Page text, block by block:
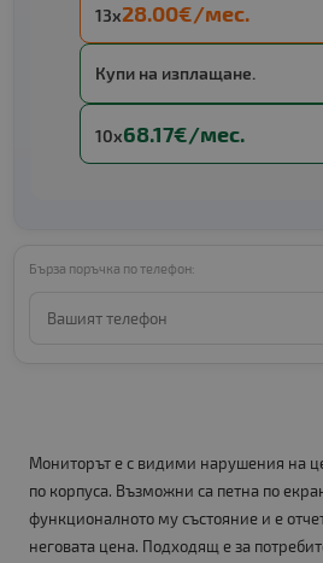
13x28.00€/мес.
Купи на изплащане.
10x68.17€/мес.
Бърза поръчка по телефон:
Мониторът е с видими нарушения на
по корпуса. Възможни са петна по
функционалното му състояние и е
неговата цена. Подходящ е за